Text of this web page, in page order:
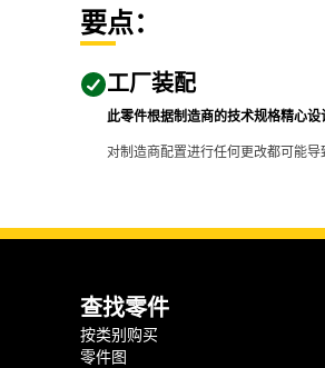
要点：
工厂装配
此零件根据制造商的技术规格精心设
对制造商配置进行任何更改都可能
查找零件
按类别购买
零件图